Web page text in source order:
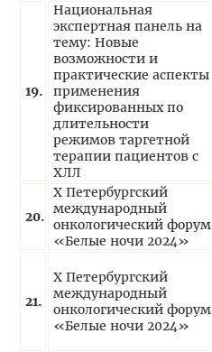
19.
Национальная
экспертная панель на
тему: Новые
возможности и
практические аспекты
применения
фиксированных по
длительности
режимов таргетной
терапии пациентов с
ХЛЛ
20.
X Петербургский
международный
онкологический форум
«Белые ночи 2024»
21.
X Петербургский
международный
онкологический форум
«Белые ночи 2024»